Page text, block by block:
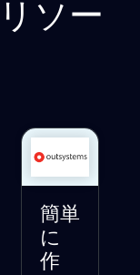
ソー
簡単
に
作